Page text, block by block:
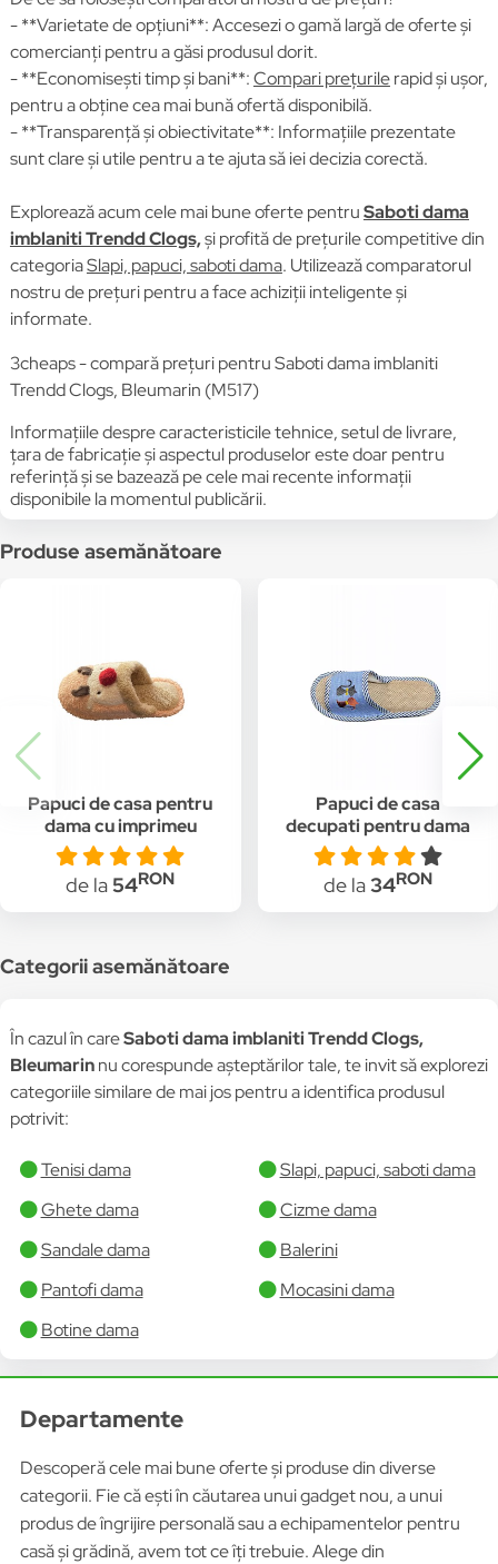
- **Varietate de opțiuni**: Accesezi o gamă largă de oferte și
comercianți pentru a găsi produsul dorit.
- **Economisești timp și bani**:Compari prețurilerapid și ușor,
pentru a obține cea mai bună ofertă disponibilă.
- **Transparență și obiectivitate**: Informațiile prezentate
sunt clare și utile pentru a te ajuta să iei decizia corectă.
Explorează acum cele mai bune oferte pentruSaboti dama
imblaniti Trendd Clogs,și profită de prețurile competitive din
categoriaSlapi, papuci, saboti dama. Utilizează comparatorul
nostru de prețuri pentru a face achiziții inteligente și
informate.
3cheaps - compară prețuri pentru Saboti dama imblaniti
Trendd Clogs, Bleumarin (M517)
Informațiile despre caracteristicile tehnice, setul de livrare,
țara de fabricație și aspectul produselor este doar pentru
referință și se bazează pe cele mai recente informații
disponibile la momentul publicării.
Produse asemănătoare
Papuci de casa pentru
dama cu imprimeu
reni, Roz cu imprimeu
multicolor, 36-37
de la54RON
Papuci de casa
decupati pentru dama
cu imprimeu pisici,
Albastru, 40-41
de la34RON
Categorii asemănătoare
În cazul în careSaboti dama imblaniti Trendd Clogs,
Bleumarinnu corespunde așteptărilor tale, te invit să explorezi
categoriile similare de mai jos pentru a identifica produsul
potrivit:
Tenisi dama
Slapi, papuci, saboti dama
Ghete dama
Cizme dama
Sandale dama
Balerini
Pantofi dama
Mocasini dama
Botine dama
Departamente
Descoperă cele mai bune oferte și produse din diverse
categorii. Fie că ești în căutarea unui gadget nou, a unui
produs de îngrijire personală sau a echipamentelor pentru
casă și grădină, avem tot ce îți trebuie. Alege din